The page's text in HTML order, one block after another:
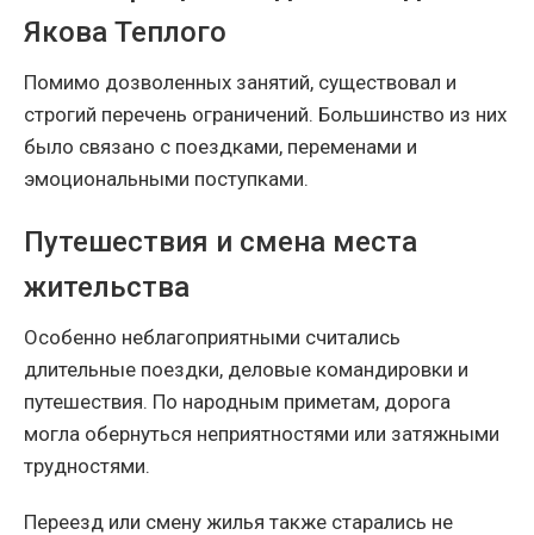
Якова Теплого
Помимо дозволенных занятий, существовал и
строгий перечень ограничений. Большинство из них
было связано с поездками, переменами и
эмоциональными поступками.
Путешествия и смена места
жительства
Особенно неблагоприятными считались
длительные поездки, деловые командировки и
путешествия. По народным приметам, дорога
могла обернуться неприятностями или затяжными
трудностями.
Переезд или смену жилья также старались не